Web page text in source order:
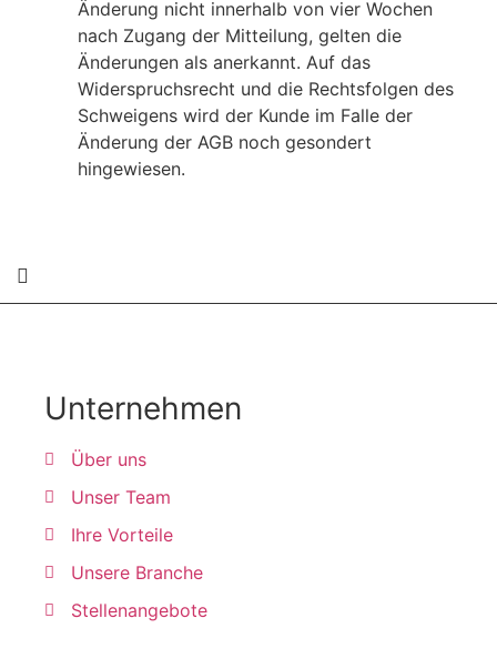
Änderung nicht innerhalb von vier Wochen
nach Zugang der Mitteilung, gelten die
Änderungen als anerkannt. Auf das
Widerspruchsrecht und die Rechtsfolgen des
Schweigens wird der Kunde im Falle der
Änderung der AGB noch gesondert
hingewiesen.
Unternehmen
Über uns
Unser Team
Ihre Vorteile
Unsere Branche
Stellenangebote